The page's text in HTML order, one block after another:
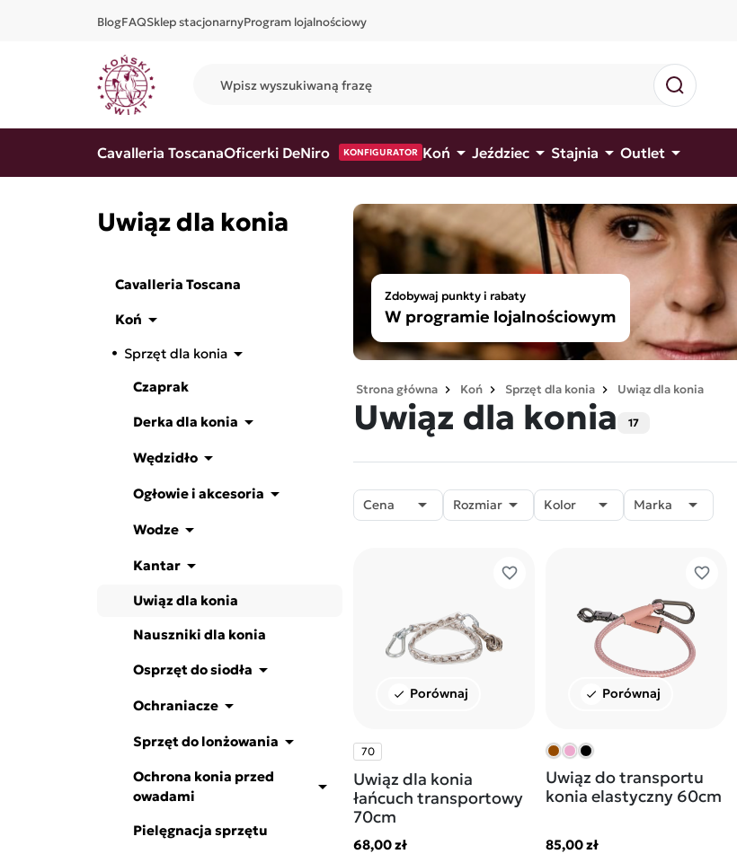
BlogFAQSklep stacjonarnyProgram lojalnościowy
Cavalleria ToscanaOficerki DeNiro KONFIGURATOR Koń  Jeździec  Stajnia  Outlet 
Uwiąz dla konia
Cavalleria Toscana
Koń 
Sprzęt dla konia 
Czaprak
Derka dla konia 
Wędzidło 
Ogłowie i akcesoria 
Wodze 
Kantar 
Uwiąz dla konia
Nauszniki dla konia
Osprzęt do siodła 
Ochraniacze 
Sprzęt do lonżowania 
Ochrona konia przed
owadami

Pielęgnacja sprzętu
Zdobywaj punkty i rabaty
W programie lojalnościowym
Strona główna Koń Sprzęt dla konia Uwiąz dla konia
Uwiąz dla konia 17
Cena  Rozmiar  Kolor  Marka 
favorite_border
check Porównaj
70
Uwiąz dla konia
łańcuch transportowy
70cm
68,00 zł
favorite_border
check Porównaj
Uwiąz do transportu
konia elastyczny 60cm
85,00 zł